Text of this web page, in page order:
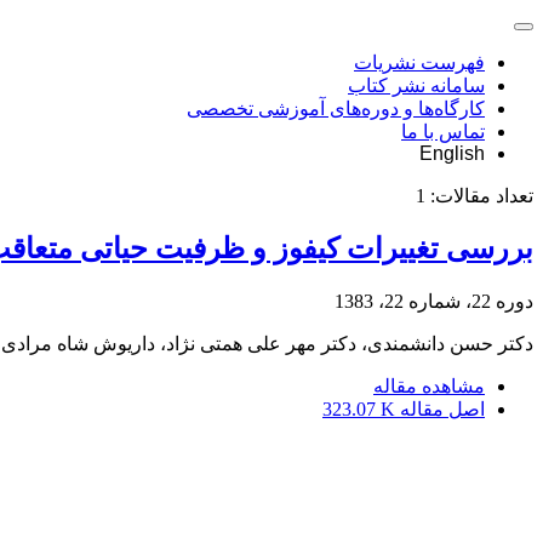
فهرست نشریات
سامانه نشر کتاب
کارگاه‌ها و دوره‌های آموزشی تخصصی
تماس با ما
English
تعداد مقالات: 1
بررسی تغییرات کیفوز و ظرفیت حیاتی
دوره 22، شماره 22، 1383
دکتر حسن دانشمندی، دکتر مهر علی همتی نژاد، داریوش شاه مرادی
مشاهده مقاله
اصل مقاله 323.07 K